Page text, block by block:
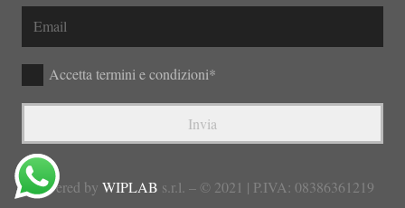
Accetta termini e condizioni*
Invia
powered by WIPLAB s.r.l. – © 2021 | P.IVA: 08386361219